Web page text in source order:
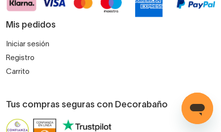
Mis pedidos
Iniciar sesión
Registro
Carrito
Tus compras seguras con Decorabaño